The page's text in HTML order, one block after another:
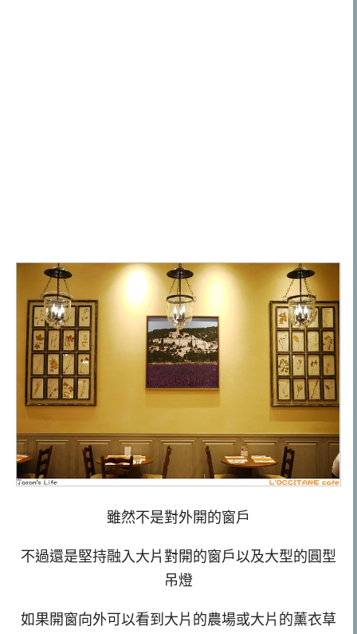
雖然不是對外開的窗戶
不過還是堅持融入大片對開的窗戶以及大型的圓型
吊燈
如果開窗向外可以看到大片的農場或大片的薰衣草